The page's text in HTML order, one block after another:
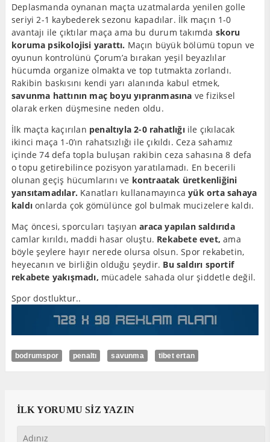
Deplasmanda oynanan maçta uzatmalarda yenilen golle
seriyi 2-1 kaybederek sezonu kapadılar. İlk maçın 1-0
avantajı ile çıktılar maça ama bu durum takımda skoru
koruma psikolojisi yarattı. Maçın büyük bölümü topun ve
oyunun kontrolünü Çorum’a bırakan yeşil beyazlılar
hücumda organize olmakta ve top tutmakta zorlandı.
Rakibin baskısını kendi yarı alanında kabul etmek,
savunma hattının maç boyu yıpranmasına ve fiziksel
olarak erken düşmesine neden oldu.
İlk maçta kaçırılan penaltıyla 2-0 rahatlığıile çıkılacak
ikinci maça 1-0’ın rahatsızlığı ile çıkıldı. Ceza sahamız
içinde 74 defa topla buluşan rakibin ceza sahasına 8 defa
o topu getirebilince pozisyon yaratılamadı. En becerili
olunan geçiş hücumlarını ve kontraatak üretkenliğini
yansıtamadılar. Kanatları kullanamayıncayük orta sahaya
kaldı onlarda çok gömülünce gol bulmak mucizelere kaldı.
Maç öncesi, sporcuları taşıyanaraca yapılan saldırıda
camlar kırıldı, maddi hasar oluştu. Rekabete evet, ama
böyle şeylere hayır nerede olursa olsun. Spor rekabetin,
heyecanın ve birliğin olduğu şeydir. Bu saldırı sportif
rekabete yakışmadı, mücadele sahada olur şiddetle değil.
Spor dostluktur..
bodrumspor penaltı savunma tibet ertan
İLK YORUMU SİZ YAZIN